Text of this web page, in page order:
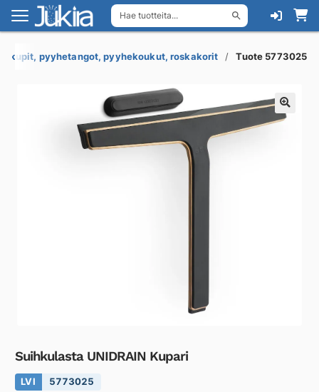
Hae tuotteita...
Siirry
navigointiin
Siirry
sisältöön
pyyhetangot, pyyhekoukut, roskakorit Tuote 5773025
Suihkulasta UNIDRAIN Kupari
LVI 5773025